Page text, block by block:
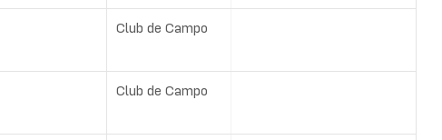
Club de Campo
Club de Campo